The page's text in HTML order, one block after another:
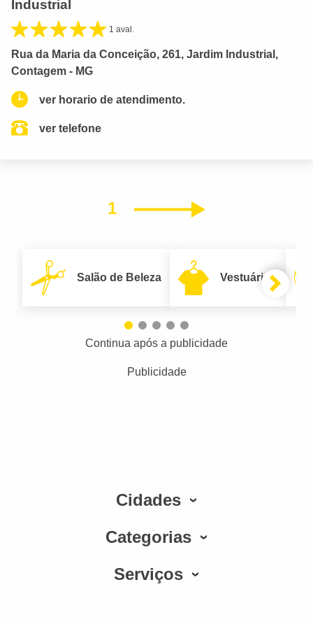
Industrial
1 aval.
Rua da Maria da Conceição, 261, Jardim Industrial,
Contagem - MG
ver horario de atendimento.
ver telefone
1 Próximo
Salão de Beleza Vestuário
Continua após a publicidade
Publicidade
Cidades
Categorias
Serviços